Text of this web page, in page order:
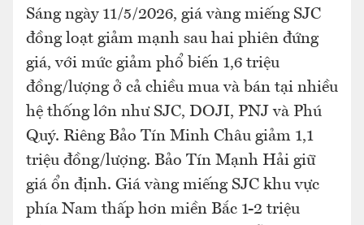
Sáng ngày 11/5/2026, giá vàng miếng SJC
đồng loạt giảm mạnh sau hai phiên đứng
giá, với mức giảm phổ biến 1,6 triệu
đồng/lượng ở cả chiều mua và bán tại nhiều
hệ thống lớn như SJC, DOJI, PNJ và Phú
Quý. Riêng Bảo Tín Minh Châu giảm 1,1
triệu đồng/lượng. Bảo Tín Mạnh Hải giữ
giá ổn định. Giá vàng miếng SJC khu vực
phía Nam thấp hơn miền Bắc 1-2 triệu